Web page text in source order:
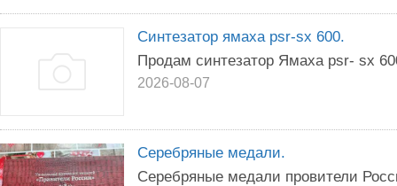
Синтезатор ямаха psr-sx 600.
Продам синтезатор Ямаха psr- sx
2026-08-07
Серебряные медали.
Серебряные медали провители